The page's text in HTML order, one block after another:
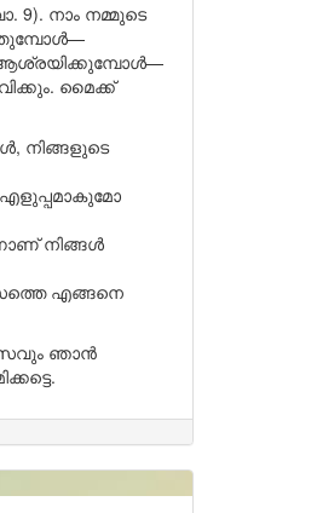
9). നാം നമ്മുടെ
മൈക്ക്
നിങ്ങളുടെ
നിങ്ങൾ
എങ്ങനെ
ഞാൻ